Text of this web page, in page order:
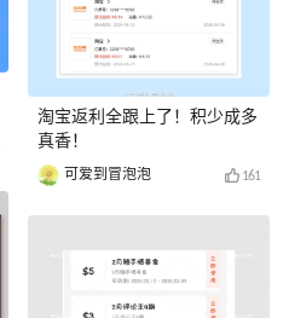
淘宝返利全跟上了！积少成多
真香！
可爱到冒泡泡 161